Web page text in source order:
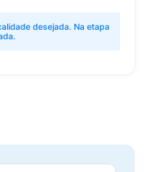
desejada. Na etapa